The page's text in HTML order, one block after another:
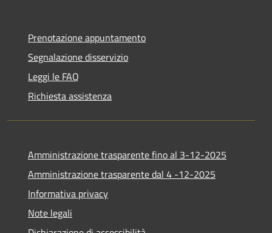
Prenotazione appuntamento
Segnalazione disservizio
Leggi le FAQ
Richiesta assistenza
Amministrazione trasparente fino al 3-12-2025
Amministrazione trasparente dal 4 -12-2025
Informativa privacy
Note legali